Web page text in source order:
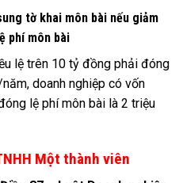
tờ khai môn bài nếu giảm
phí môn bài
lệ trên 10 tỷ đồng phải đóng
doanh nghiệp có vốn
lệ phí môn bài là 2 triệu
Một thành viên